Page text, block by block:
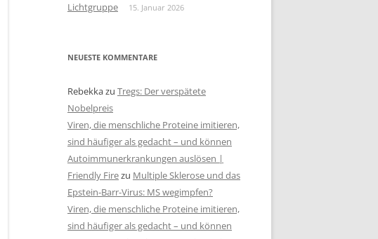
Lichtgruppe 15. Januar 2026
NEUESTE KOMMENTARE
Rebekkazu Tregs: Der verspätete
Nobelpreis
Viren, die menschliche Proteine imitieren,
sind häufiger als gedacht – und können
Autoimmunerkrankungen auslösen |
Friendly Firezu Multiple Sklerose und das
Epstein-Barr-Virus: MS wegimpfen?
Viren, die menschliche Proteine imitieren,
sind häufiger als gedacht – und können